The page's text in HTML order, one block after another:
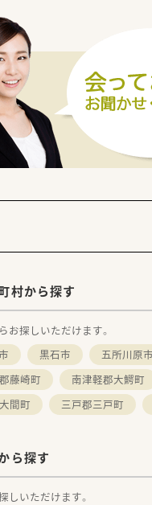
村から探す
お探しいただけます。
黒石市 五所川原市
藤崎町 南津軽郡大鰐町
間町 三戸郡三戸町
ら探す
しいただけます。